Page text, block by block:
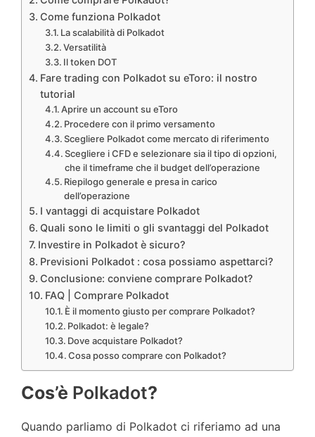
Come funziona Polkadot
La scalabilità di Polkadot
Versatilità
Il token DOT
Fare trading con Polkadot su eToro: il nostro
tutorial
Aprire un account su eToro
Procedere con il primo versamento
Scegliere Polkadot come mercato di riferimento
Scegliere i CFD e selezionare sia il tipo di opzioni,
che il timeframe che il budget dell’operazione
Riepilogo generale e presa in carico
dell’operazione
I vantaggi di acquistare Polkadot
Quali sono le limiti o gli svantaggi del Polkadot
Investire in Polkadot è sicuro?
Previsioni Polkadot : cosa possiamo aspettarci?
Conclusione: conviene comprare Polkadot?
FAQ | Comprare Polkadot
È il momento giusto per comprare Polkadot?
Polkadot: è legale?
Dove acquistare Polkadot?
Cosa posso comprare con Polkadot?
Cos’è Polkadot?
Quando parliamo di Polkadot ci riferiamo ad una